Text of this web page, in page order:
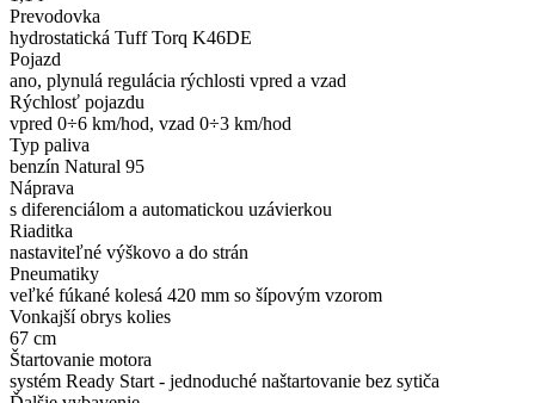
Prevodovka
hydrostatická Tuff Torq K46DE
Pojazd
ano, plynulá regulácia rýchlosti vpred a vzad
Rýchlosť pojazdu
vpred 0÷6 km/hod, vzad 0÷3 km/hod
Typ paliva
benzín Natural 95
Náprava
s diferenciálom a automatickou uzávierkou
Riaditka
nastaviteľné výškovo a do strán
Pneumatiky
veľké fúkané kolesá 420 mm so šípovým vzorom
Vonkajší obrys kolies
67 cm
Štartovanie motora
systém Ready Start - jednoduché naštartovanie bez sytiča